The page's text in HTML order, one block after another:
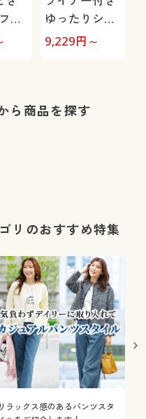
ル
ゆったりショ
ートコート
9,229円～
ら商品を探す
リのおすすめ特集
リラックス感のあるパンツスタ